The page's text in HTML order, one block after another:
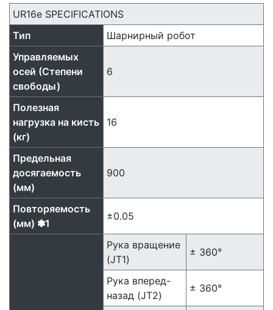
UR16e SPECIFICATIONS
Тип
Шарнирный робот
Управляемых
осей (Степени
свободы)
6
Полезная
нагрузка на кисть
(кг)
16
Предельная
досягаемость
(мм)
900
Повторяемость
(мм) ✽1
±0.05
Рука вращение
(JT1)
± 360°
Рука вперед-
назад (JT2)
± 360°